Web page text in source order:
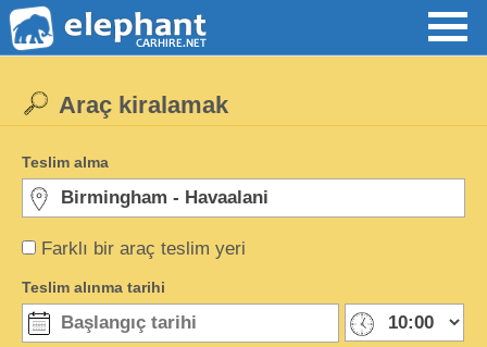
Farklı bir araç teslim yeri
Araç kiralamak
Teslim alma
Teslim alınma tarihi